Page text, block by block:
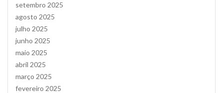
setembro 2025
agosto 2025
julho 2025
junho 2025
maio 2025
abril 2025
março 2025
fevereiro 2025